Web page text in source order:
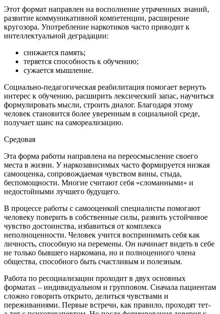
Этот формат направлен на восполнение утраченных знаний,
развитие коммуникативной компетенции, расширение
кругозора. Употребление наркотиков часто приводит к
интеллектуальной деградации:
снижается память;
теряется способность к обучению;
сужается мышление.
Социально-педагогическая реабилитация помогает вернуть
интерес к обучению, расширить лексический запас, научиться
формулировать мысли, строить диалог. Благодаря этому
человек становится более уверенным в социальной среде,
получает шанс на самореализацию.
Средовая
Эта форма работы направлена на переосмысление своего
места в жизни. У наркозависимых часто формируется низкая
самооценка, сопровождаемая чувством вины, стыда,
беспомощности. Многие считают себя «сломанными» и
недостойными лучшего будущего.
В процессе работы с самооценкой специалисты помогают
человеку поверить в собственные силы, развить устойчивое
чувство достоинства, избавиться от комплекса
неполноценности. Человек учится воспринимать себя как
личность, способную на перемены. Он начинает видеть в себе
не только бывшего наркомана, но и полноценного члена
общества, способного быть счастливым и полезным.
Работа по ресоциализации проходит в двух основных
форматах – индивидуальном и групповом. Сначала пациентам
сложно говорить открыто, делиться чувствами и
переживаниями. Первые встречи, как правило, проходят тет-